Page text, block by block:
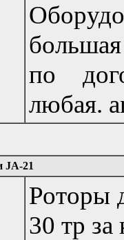
по
любая.
JA-21
Роторы
30 тр за